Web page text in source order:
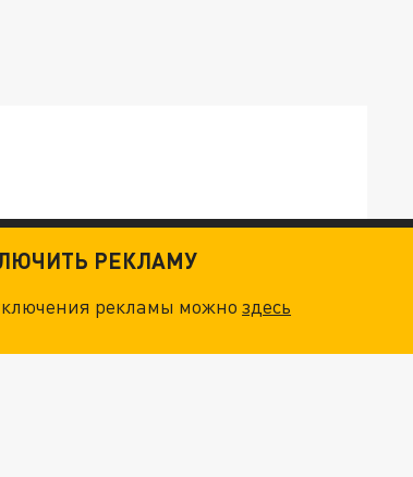
ОХОТЯТСЯ "ЖИВЫЕ ДРОНЫ"
МАЛЫШЕЙ НЕ ЗАКОНЧИЛИСЬ
РЕКЛАМУ
рекламы можноздесь